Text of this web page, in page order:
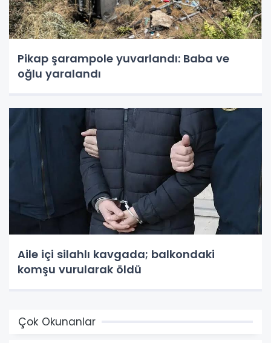
Pikap şarampole yuvarlandı: Baba ve
oğlu yaralandı
Aile içi silahlı kavgada; balkondaki
komşu vurularak öldü
Çok Okunanlar